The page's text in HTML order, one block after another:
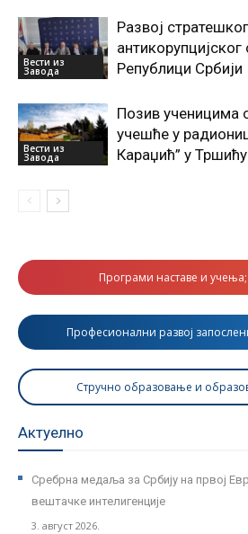
Вести из
Завода
Развој
Републици Србији
Вести из
Завода
Позив ученицима
учешће у
Караџић” у Тршићу
Програми наставе и
Професионални развој
Стручно образовање и
Актуелно
Сребрна медаља за Србију на првој
вештачке интелигенције
3. август 2026.